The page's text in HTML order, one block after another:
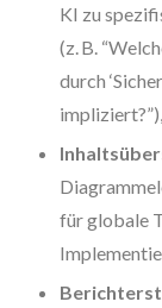
KI zu
(z. B.
durch
für globale